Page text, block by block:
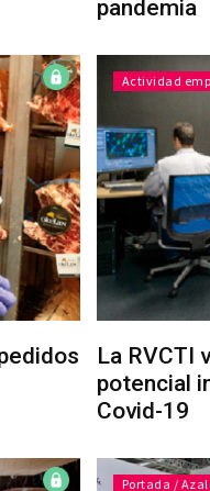
pandemia
Actividad
La RVCTI
potencial
Covid-19
Portada /